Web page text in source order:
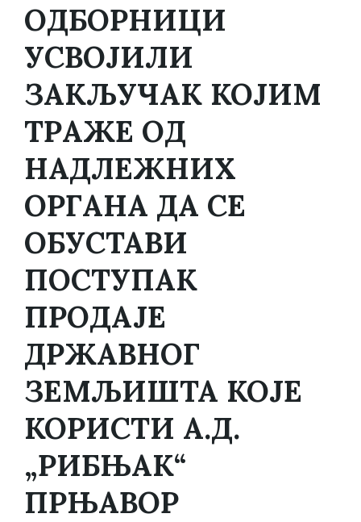
ОДБОРНИЦИ
УСВОЈИЛИ
ЗАКЉУЧАК КОЈИМ
ТРАЖЕ ОД
НАДЛЕЖНИХ
ОРГАНА ДА СЕ
ОБУСТАВИ
ПОСТУПАК
ПРОДАЈЕ
ДРЖАВНОГ
ЗЕМЉИШТА КОЈЕ
КОРИСТИ А.Д.
„РИБЊАК“
ПРЊАВОР